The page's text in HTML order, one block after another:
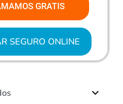
GRATIS
SEGURO ONLINE